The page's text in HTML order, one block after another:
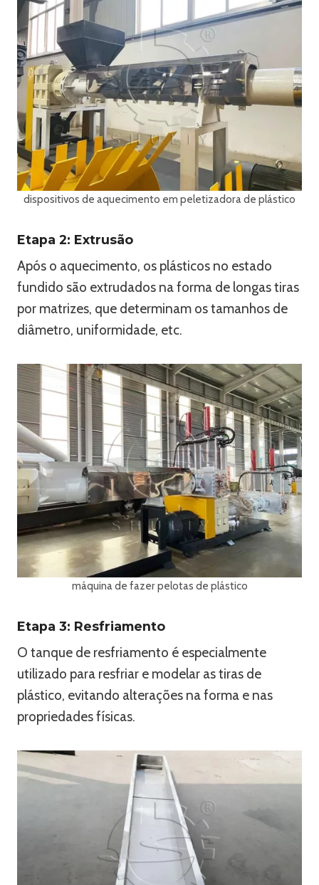
dispositivos de aquecimento em peletizadora de plástico
Etapa 2: Extrusão
Após o aquecimento, os plásticos no estado
fundido são extrudados na forma de longas tiras
por matrizes, que determinam os tamanhos de
diâmetro, uniformidade, etc.
máquina de fazer pelotas de plástico
Etapa 3: Resfriamento
O tanque de resfriamento é especialmente
utilizado para resfriar e modelar as tiras de
plástico, evitando alterações na forma e nas
propriedades físicas.